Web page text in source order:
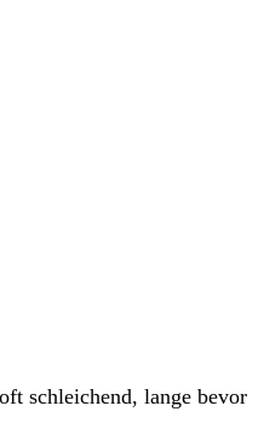
schleichend, lange bevor